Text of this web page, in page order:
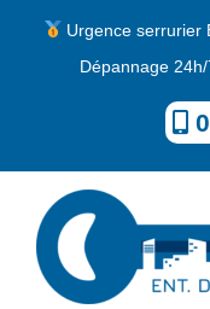
Urgence serrurier
Dépannage